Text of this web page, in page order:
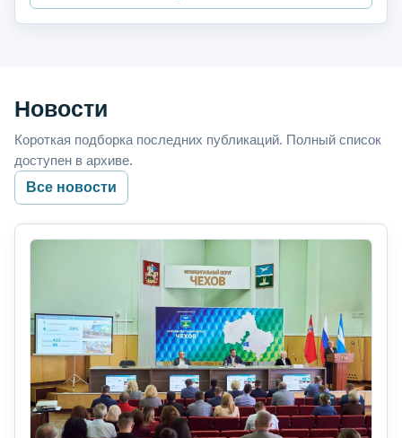
Новости
Короткая подборка последних публикаций. Полный список
доступен в архиве.
Все новости